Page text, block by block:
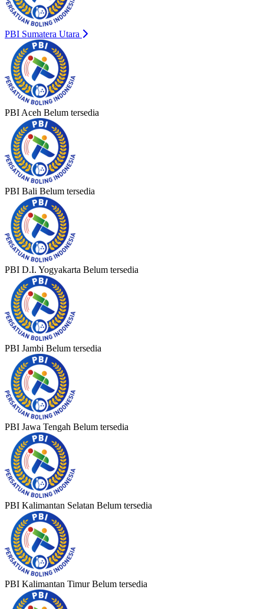
PBI Sumatera Utara
PBI Aceh Belum tersedia
PBI Bali Belum tersedia
PBI D.I. Yogyakarta Belum tersedia
PBI Jambi Belum tersedia
PBI Jawa Tengah Belum tersedia
PBI Kalimantan Selatan Belum tersedia
PBI Kalimantan TimurBelum tersedia